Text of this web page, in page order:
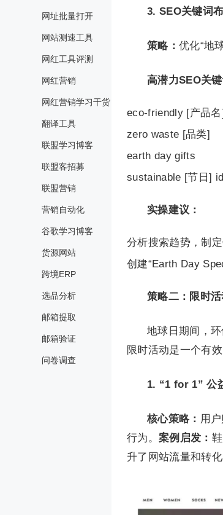
网址批量打开
网站测速工具
网红工具评测
网红营销
网红营销学习干货
翻译工具
联盟学习博客
联盟客招募
联盟营销
营销自动化
谷歌学习博客
货源网站
跨境ERP
选品分析
邮箱提取
邮箱验证
问卷调查
3. SEO关键词
策略： 优化“地
高潜力SEO关键
eco-friendly [产品名
zero waste [品类]
earth day gifts
sustainable [节日]
实操建议：
分析搜索趋势，制定
创建“Earth Day
策略二： 限时
地球日期间，
限时活动是一个有效
1. “1 for 1” 公
核心策略： 用
行为。 案例启发：
升了网站流量和转化